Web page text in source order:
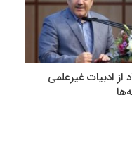
از ادبیات غیرعلمی